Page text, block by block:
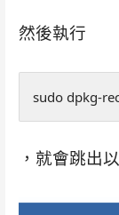
然後執行
sudo dpkg-
，就會跳出